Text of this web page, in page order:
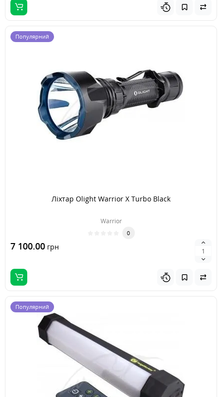
Популярний
Ліхтар Olight Warrior X Turbo Black
Warrior
0
7 100.00 грн
Популярний